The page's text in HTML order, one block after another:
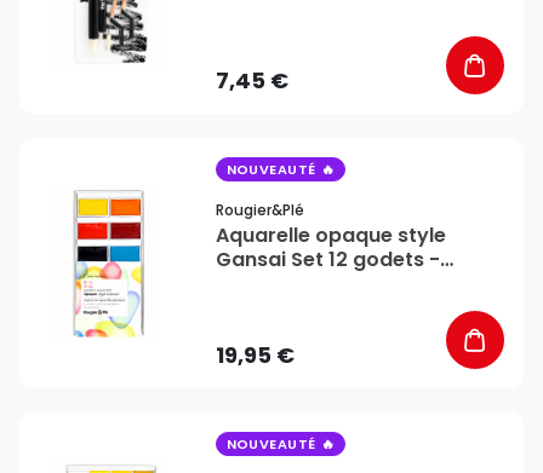
7,45 €
NOUVEAUTÉ
Rougier&plé
Aquarelle opaque style
Gansai Set 12 godets -
19,95 €
NOUVEAUTÉ